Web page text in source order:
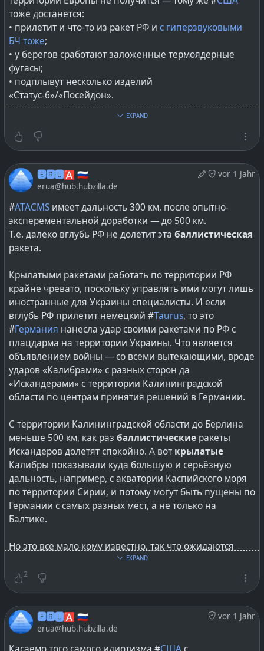
#DeepState#usa#DOGE#сша@Russia
тоже достанется:
• прилетит и что-то из ракет РФ и с гиперзвуковыми
БЧ тоже;
• у берегов сработают заложенные термоядерные
фугасы;
• подплывут несколько изделий
«Статус-6»/«Посейдон».
Если на территории Европе начнётся обмен
ядерными ударами, то бить по США будет не только
РФ и тот же Китай и КНДР и даже Индия, тотально изо
всех сил и всем чем смогут. Поскольку никому в мире
не нужен такой гегимон, каким станет США после
масштабного и опустошающего конфликта в Европе.
Да и для нанасения тотального поражения США не
требуется ракет, достаточно термоядерных фугасов
реализующих «сценарий Сахарова» — волны
поднятых цунами смоют всё на побережьях.
Изготовление подобных вещей давно известно — это
старая добрая «слойка», т.е. не требуется освоения
«схемы Теллера-Улама» (из названия которой
общественность несправедливо вымарало третье
имя).
А в случае «Статус-6», поднятая вода высокими
волнами достигает не только середины континента,
но и заражает местность жёстким гамма-излучением,
в сотни и тысячи раз более интенсивным, чем любое
другое ядерное оружие из-за эффекта «натриевой
бомбы». Фактически это выжигание всего живого на
очень большой территории за счёт очень заражения
высокоинтенсивными изотопами.
Двигательная установка на базе ядерного реактора с
контурами охлаждения на жидком метале — том
самом натрии, изотопы которого дают очень жёсткое
и крайне интенсивное гамма-излучение. Т.к.
распадающимися, получается что на заражённой
территории не сможет выжить ничего живого. А через
три года она очистится сама до вполне приемлемых
показателей радиационного фона.
Даже если из РФ или с подводных лодок РФ не
долетят ракеты, то сработают такого рода устройства,
которых уже будет достаточно для уничтожения США
EXPAND
vor 1 Jahr
🅴🆁🆄🅰 🇷🇺
erua@hub.hubzilla.de
#ATACMS имеет дальность 300 км, после опытно-
эксперементальной доработки — до 500 км.
Т.е. далеко вглубь РФ не долетит эта баллистическая
ракета.
Крылатыми ракетами работать по территории РФ
крайне чревато, поскольку управлять ими могут лишь
иностранные для Украины специалисты. И если
вглубь РФ прилетит немецкий #Taurus, то это
#Германия нанесла удар своими ракетами по РФ с
плацдарма на территории Украины. Что является
объявлением войны — со всеми вытекающими, вроде
ударов «Калибрами» с разных сторон да
«Искандерами» с территории Калининградской
области по центрам принятия решений в Германии.
С территории Калининградской области до Берлина
меньше 500 км, как раз баллистические ракеты
Искандеров долетят спокойно. А вот крылатые
Калибры показывали куда большую и серьёзную
дальность, например, с акватории Каспийского моря
по территории Сирии, и потому могут быть пущены по
Германии с самых разных мест, а не только на
Балтике.
Но это всё мало кому известно, так что ожидаются
и различные бури в стакане с
заламываниями рук, крепитесь.
EXPAND
2
vor 1 Jahr
🅴🆁🆄🅰 🇷🇺
erua@hub.hubzilla.de